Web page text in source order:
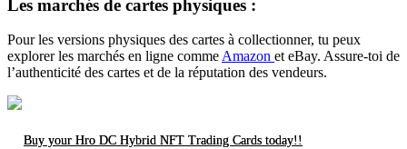
Les marchés de cartes physiques :
Pour les versions physiques des cartes à collectionner, tu peux
explorer les marchés en ligne comme Amazon et eBay. Assure-toi de
l’authenticité des cartes et de la réputation des vendeurs.
Buy your Hro DC Hybrid NFT Trading Cards today!!